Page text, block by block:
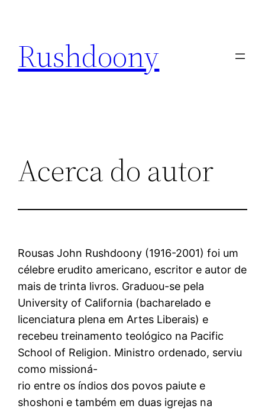
conteúdo
Rushdoony
Acerca do autor
Rousas John Rushdoony (1916-2001) foi um
célebre erudito americano, escritor e autor de
mais de trinta livros. Graduou-se pela
University of California (bacharelado e
licenciatura plena em Artes Liberais) e
recebeu treinamento teológico na Pacific
School of Religion. Ministro ordenado, serviu
como missioná-
rio entre os índios dos povos paiute e
shoshoni e também em duas igrejas na